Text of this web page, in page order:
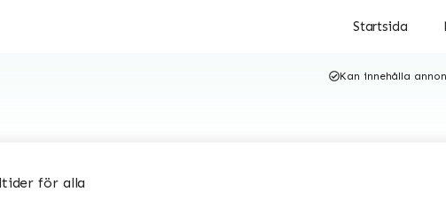
Startsida
Kan innehålla
för alla